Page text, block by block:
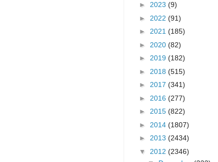
► 2023 (9)
► 2022 (91)
► 2021 (185)
► 2020 (82)
► 2019 (182)
► 2018 (515)
► 2017 (341)
► 2016 (277)
► 2015 (822)
► 2014 (1807)
► 2013 (2434)
▼ 2012 (2346)